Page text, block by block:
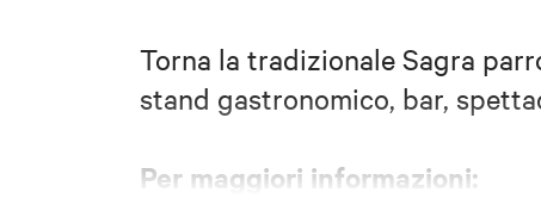
Torna la tradizionale Sagra
stand gastronomico, bar,
Per maggiori informazioni: